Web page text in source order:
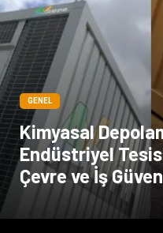
GENEL
Kimyasal
Endüstriyel
Çevre ve İş